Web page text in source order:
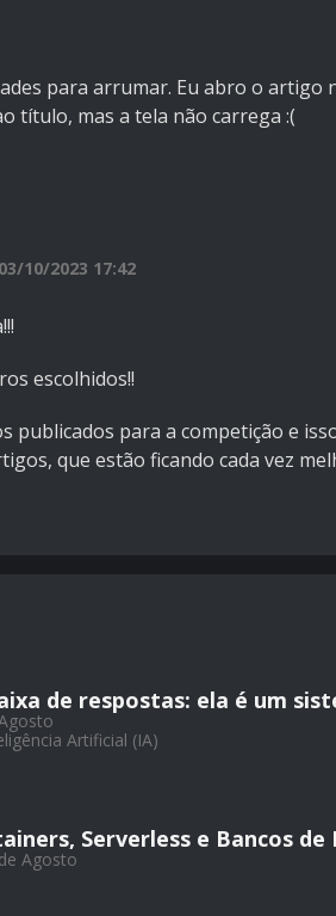
para arrumar. Eu abro o artigo
título, mas a tela não carrega :(
10/2023 17:42
escolhidos!!
publicados para a competição e
que estão ficando cada vez
de respostas: ela é um
Artificial (IA)
Serverless e Bancos de
Agosto